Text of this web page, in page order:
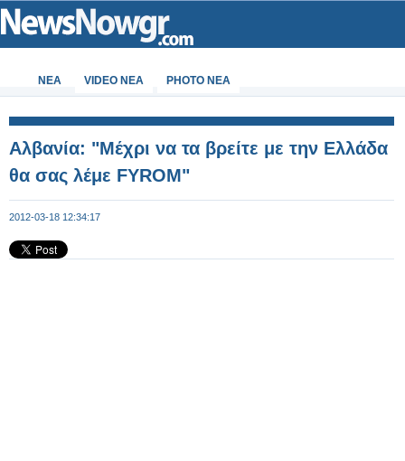
ΝΕΑ VIDEO NEA PHOTO NEA
Αλβανία: "Μέχρι να τα βρείτε με την Ελλάδα
θα σας λέμε FYROM"
2012-03-18 12:34:17